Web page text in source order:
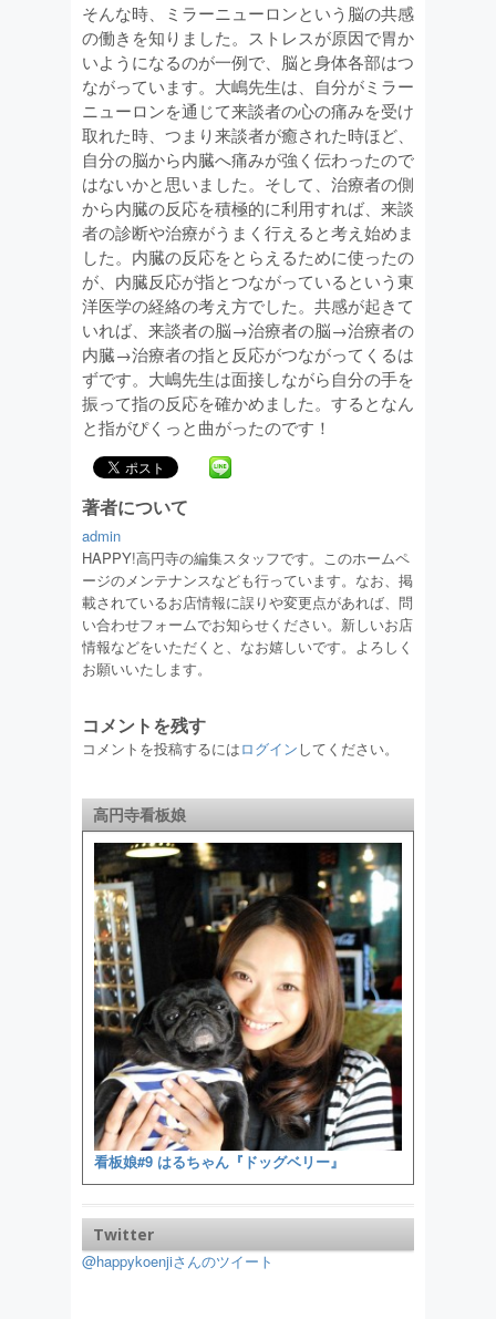
そんな時、ミラーニューロンという脳の共感
の働きを知りました。ストレスが原因で胃か
いようになるのが一例で、脳と身体各部はつ
ながっています。大嶋先生は、自分がミラー
ニューロンを通じて来談者の心の痛みを受け
取れた時、つまり来談者が癒された時ほど、
自分の脳から内臓へ痛みが強く伝わったので
はないかと思いました。そして、治療者の側
から内臓の反応を積極的に利用すれば、来談
者の診断や治療がうまく行えると考え始めま
した。内臓の反応をとらえるために使ったの
が、内臓反応が指とつながっているという東
洋医学の経絡の考え方でした。共感が起きて
いれば、来談者の脳→治療者の脳→治療者の
内臓→治療者の指と反応がつながってくるは
ずです。大嶋先生は面接しながら自分の手を
振って指の反応を確かめました。するとなん
と指がぴくっと曲がったのです！
著者について
admin
HAPPY!高円寺の編集スタッフです。このホームペ
ージのメンテナンスなども行っています。なお、掲
載されているお店情報に誤りや変更点があれば、問
い合わせフォームでお知らせください。新しいお店
情報などをいただくと、なお嬉しいです。よろしく
お願いいたします。
コメントを残す
コメントを投稿するにはログインしてください。
高円寺看板娘
看板娘#9 はるちゃん『ドッグベリー』
Twitter
@happykoenjiさんのツイート